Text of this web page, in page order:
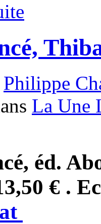
Philippe
La Une
éd.
€ .